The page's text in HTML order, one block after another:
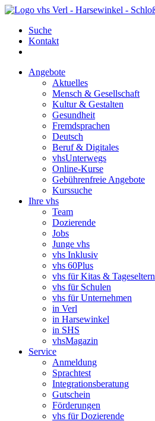
Suche
Kontakt
Angebote
Aktuelles
Mensch & Gesellschaft
Kultur & Gestalten
Gesundheit
Fremdsprachen
Deutsch
Beruf & Digitales
vhsUnterwegs
Online-Kurse
Gebührenfreie Angebote
Kurssuche
Ihre vhs
Team
Dozierende
Jobs
Junge vhs
vhs Inklusiv
vhs 60Plus
vhs für Kitas & Tageseltern
vhs für Schulen
vhs für Unternehmen
in Verl
in Harsewinkel
in SHS
vhsMagazin
Service
Anmeldung
Sprachtest
Integrationsberatung
Gutschein
Förderungen
vhs für Dozierende